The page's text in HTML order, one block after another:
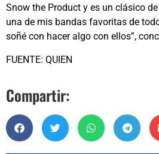
Snow the Product y es un clásico
una de mis bandas favoritas de
soñé con hacer algo con ellos”,
FUENTE: QUIEN
Compartir: